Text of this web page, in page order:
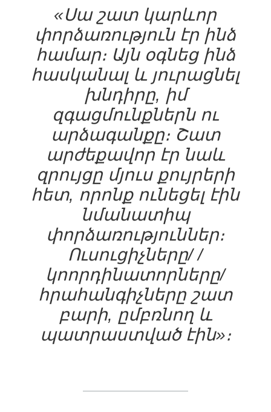
«Սա շատ կարևոր
փորձառություն էր ինձ
համար։ Այն օգնեց ինձ
հասկանալ և յուրացնել
խնդիրը, իմ
զգացմունքներն ու
արձագանքը։ Շատ
արժեքավոր էր նաև
զրույցը մյուս քույրերի
հետ, որոնք ունեցել էին
նմանատիպ
փորձառություններ։
Ուսուցիչները/ /
կոորդինատորները/
հրահանգիչները շատ
բարի, ըմբռնող և
պատրաստված էին»։